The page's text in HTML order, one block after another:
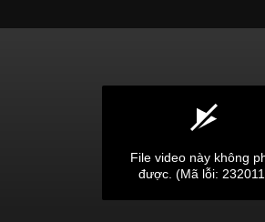
Tập tiếp theo Tắt đèn